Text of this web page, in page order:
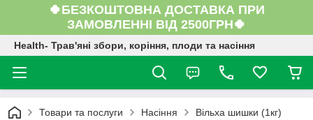
🍀БЕЗКОШТОВНА ДОСТАВКА ПРИ
ЗАМОВЛЕННІ ВІД 2500ГРН🍀
Health- Трав'яні збори, коріння, плоди та насіння
Товари та послуги Насіння Вільха шишки (1кг)